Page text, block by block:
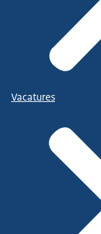
Vacatures